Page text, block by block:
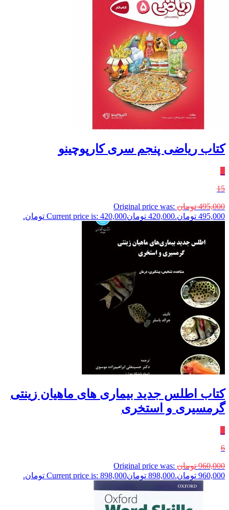
کتاب ریاضی پنجم سری کارپوچینو
15
495,000 تومان Original price was:
495,000 تومان.
420,000 تومانCurrent price is: 420,000 تومان.
کتاب اطلس جدید بیماری های ماهیان زینتی
گرمسیری و استخری
6
960,000 تومان Original price was:
960,000 تومان.
898,000 تومانCurrent price is: 898,000 تومان.